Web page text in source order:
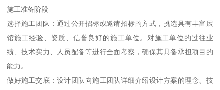
施工准备阶段
选择施工团队：通过公开招标或邀请招标的方式，挑选具有丰富展
馆施工经验、资质、信誉良好的施工单位。对施工单位的过往业
绩、技术实力、人员配备等进行全面考察，确保其具备承担项目的
能力。
做好施工交底：设计团队向施工团队详细介绍设计方案的理念、技